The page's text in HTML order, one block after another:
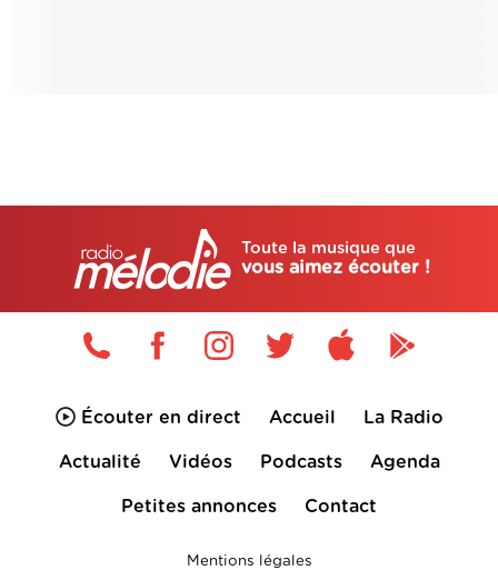
Toute la musique que
vous aimez écouter !
Écouter en direct Accueil La Radio
Actualité Vidéos Podcasts Agenda
Petites annonces Contact
Mentions légales